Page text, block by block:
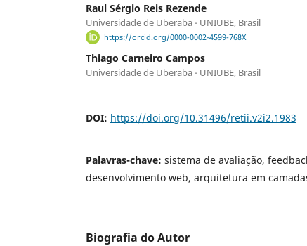
Raul Sérgio Reis Rezende
Universidade de Uberaba - UNIUBE, Brasil
https://orcid.org/0000-0002-4599-768X
Thiago Carneiro Campos
Universidade de Uberaba - UNIUBE, Brasil
DOI: https://doi.org/10.31496/retii.v2i2.1983
Palavras-chave: sistema de avaliação,
desenvolvimento web, arquitetura em
Biografia do Autor